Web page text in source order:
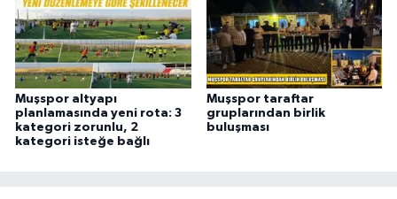
Muşspor altyapı
planlamasında yeni rota: 3
kategori zorunlu, 2
kategori isteğe bağlı
Muşspor taraftar
gruplarından birlik
buluşması